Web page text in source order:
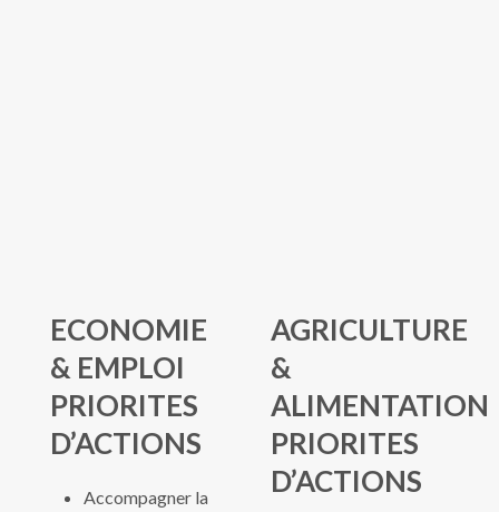
ECONOMIE
& EMPLOI
PRIORITES
D’ACTIONS
Accompagner la
AGRICULTURE
&
ALIMENTATION
PRIORITES
D’ACTIONS